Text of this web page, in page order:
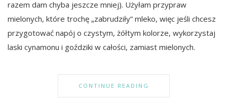
razem dam chyba jeszcze mniej). Użyłam przypraw
mielonych, które trochę „zabrudziły” mleko, więc jeśli chcesz
przygotować napój o czystym, żółtym kolorze, wykorzystaj
laski cynamonu i goździki w całości, zamiast mielonych.
CONTINUE READING